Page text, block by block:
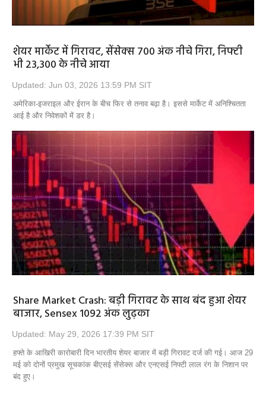
शेयर मार्केट में गिरावट, सेंसेक्‍स 700 अंक नीचे गिरा, निफ्टी
भी 23,300 के नीचे आया
Updated: Jun 03, 2026 13:59 PM SIT
अमेरिका-इजराइल और ईरान के बीच फिर से तनाव बढ़ा है। इससे मार्केट में अनिश्चितता
आई है और निवेशकों में डर है।
Share Market Crash: बड़ी गिरावट के साथ बंद हुआ शेयर
बाजार, Sensex 1092 अंक लुढ़का
Updated: May 29, 2026 17:39 PM SIT
हफ्ते के आखिरी कारोबारी दिन भारतीय शेयर बाजार में बड़ी गिरावट दर्ज की गई। आज 29
मई को दोनों प्रमुख सूचकांक बीएसई सेंसेक्स और एनएसई निफ्टी लाल रंग के निशान पर
बंद हुए।